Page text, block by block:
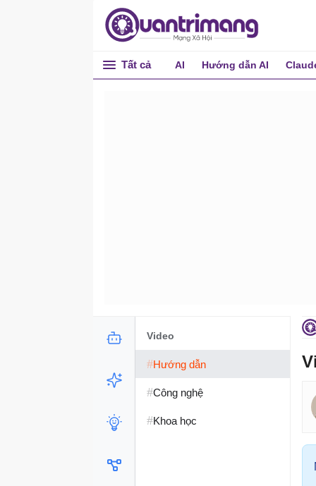
Tất cả AI Hướng dẫn AI
Video
#Hướng dẫn
#Công nghệ
#Khoa học